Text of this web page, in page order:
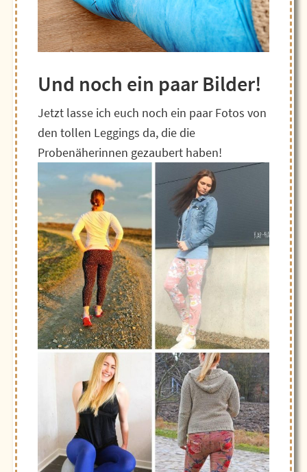
Und noch ein paar Bilder!
Jetzt lasse ich euch noch ein paar Fotos von
den tollen Leggings da, die die
Probenäherinnen gezaubert haben!